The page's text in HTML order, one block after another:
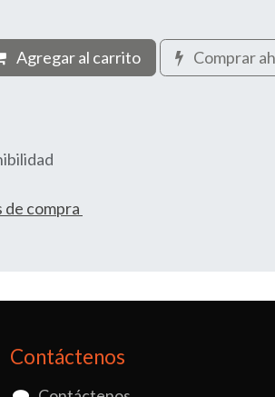
Agregar al carrito Comprar
de compra
Contáctenos